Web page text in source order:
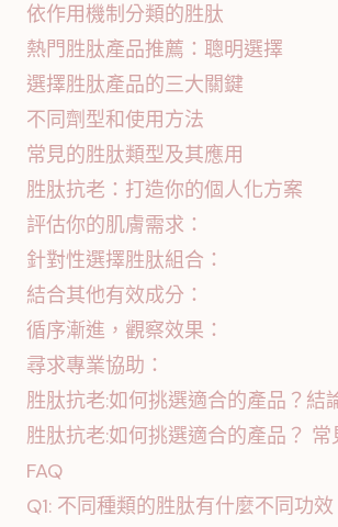
依作用機制分類的胜肽
熱門胜肽產品推薦：聰明選擇
選擇胜肽產品的三大關鍵
不同劑型和使用方法
常見的胜肽類型及其應用
胜肽抗老：打造你的個人化方案
評估你的肌膚需求：
針對性選擇胜肽組合：
結合其他有效成分：
循序漸進，觀察效果：
尋求專業協助：
胜肽抗老:如何挑選適合的產品？結
胜肽抗老:如何挑選適合的產品？ 常
FAQ
Q1: 不同種類的胜肽有什麼不同功